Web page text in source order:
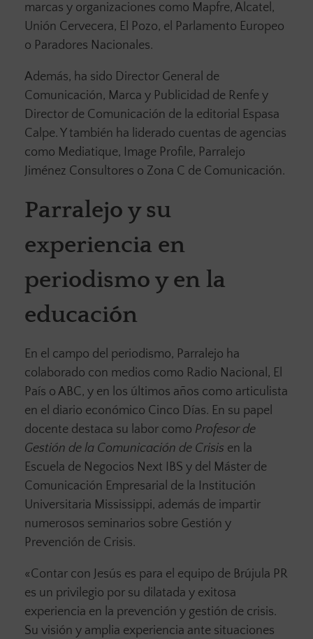
marcas y organizaciones como Mapfre, Alcatel,
Unión Cervecera, El Pozo, el Parlamento Europeo
o Paradores Nacionales.
Además, ha sido Director General de
Comunicación, Marca y Publicidad de Renfe y
Director de Comunicación de la editorial Espasa
Calpe. Y también ha liderado cuentas de agencias
como Mediatique, Image Profile, Parralejo
Jiménez Consultores o Zona C de Comunicación.
Parralejo y su
experiencia en
periodismo y en la
educación
En el campo del periodismo, Parralejo ha
colaborado con medios como Radio Nacional, El
País o ABC, y en los últimos años como articulista
en el diario económico Cinco Días. En su papel
docente destaca su labor como Profesor de
Gestión de la Comunicación de Crisis en la
Escuela de Negocios Next IBS y del Máster de
Comunicación Empresarial de la Institución
Universitaria Mississippi, además de impartir
numerosos seminarios sobre Gestión y
Prevención de Crisis.
«Contar con Jesús es para el equipo de Brújula PR
es un privilegio por su dilatada y exitosa
experiencia en la prevención y gestión de crisis.
Su visión y amplia experiencia ante situaciones